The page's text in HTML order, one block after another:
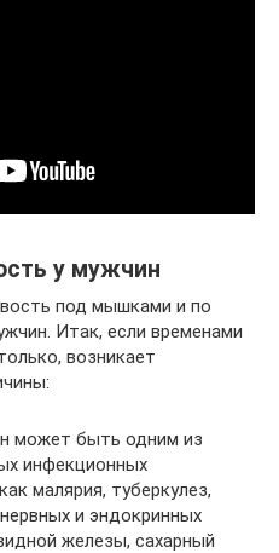
у мужчин
под мышками и по
Итак, если временами
возникает
может быть одним из
инфекционных
малярия, туберкулез,
и эндокринных
железы, сахарный